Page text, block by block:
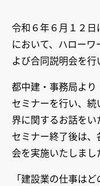
令和６年６月１２
において、ハロー
よび合同説明会を行
都中建・事務局よ
セミナーを行い、
界に関するお話をい
セミナー終了後は
会を実施いたしまし
「建設業の仕事は